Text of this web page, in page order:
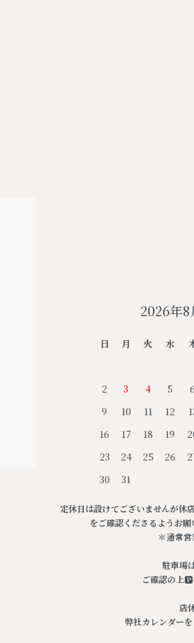
2026年8
日 月 火 水
2 3 4 5
9
10 11 12
16
17 18 19
23
24 25 26
30
31
定休日は設けてございませんが
をご確認くださるようお
＊通常
駐車場
ご確認の上🅿️
店
弊社カレンダー